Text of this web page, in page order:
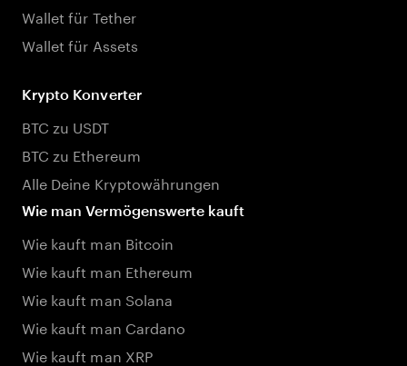
Wallet für Tether
Wallet für Assets
Krypto Konverter
BTC zu USDT
BTC zu Ethereum
Alle Deine Kryptowährungen
Wie man Vermögenswerte kauft
Wie kauft man Bitcoin
Wie kauft man Ethereum
Wie kauft man Solana
Wie kauft man Cardano
Wie kauft man XRP